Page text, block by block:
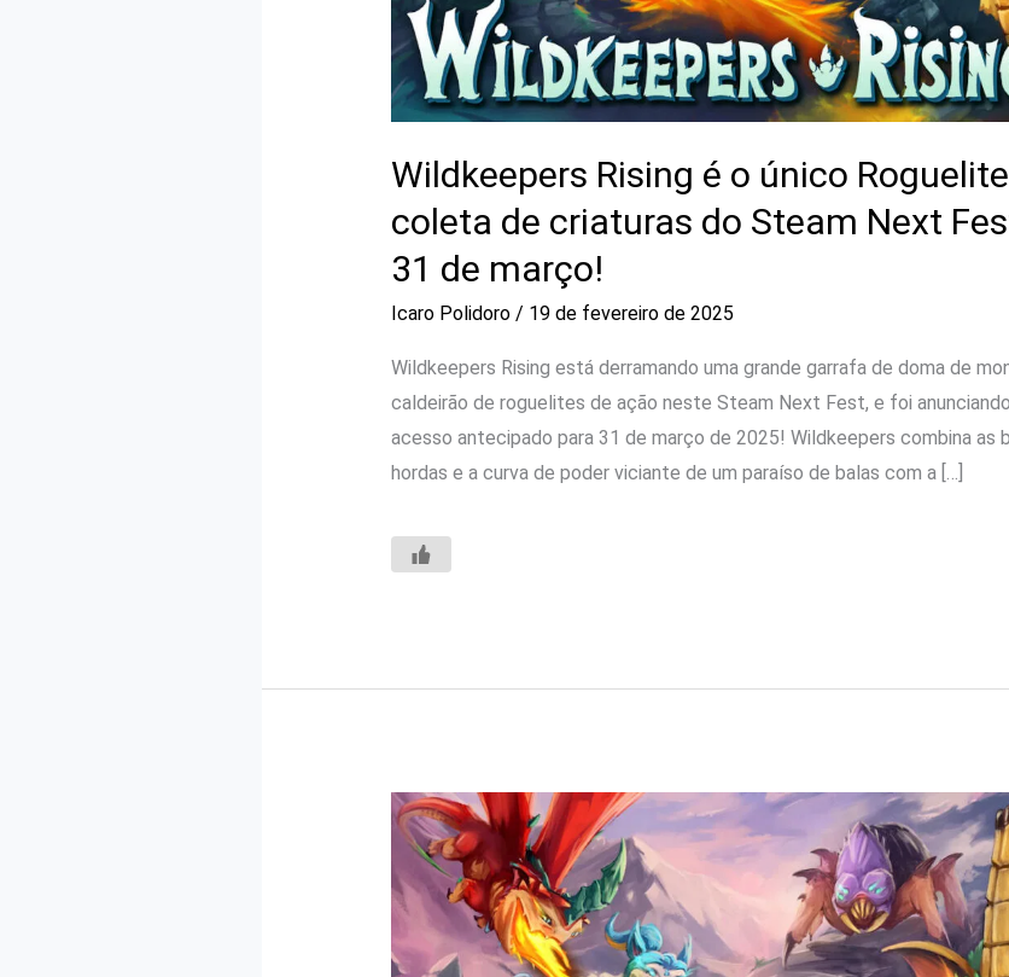
Wildkeepers Rising é o único
coleta de criaturas do Steam Next
31 de março!
Icaro Polidoro / 19 de fevereiro de 2025
Wildkeepers Rising está derramando uma grande garrafa de doma de
caldeirão de roguelites de ação neste Steam Next Fest, e foi
acesso antecipado para 31 de março de 2025! Wildkeepers combina as
hordas e a curva de poder viciante de um paraíso de balas com a […]